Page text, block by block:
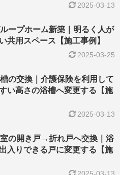
2025-03-13
ループホーム新築｜明るく人が
共用スペース【施工事例】
2025-03-25
槽の交換｜介護保険を利用して
い高さの浴槽へ変更する【施
2025-03-13
室の開き戸→折れ戸へ交換｜浴
入りできる戸に変更する【施